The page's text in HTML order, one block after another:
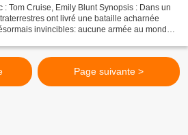
: Tom Cruise, Emily Blunt Synopsis : Dans un
ont livré une bataille acharnée
invincibles: aucune armée au monde
Page suivante >